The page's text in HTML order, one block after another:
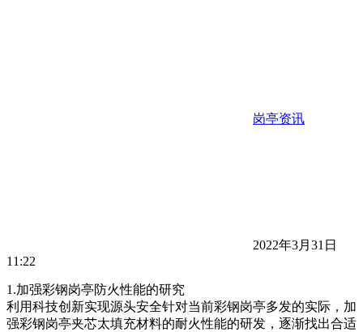
岗亭资讯
2022年3月31日
11:22
1.加强彩钢岗亭防火性能的研究
利用科技创新实现源头安全针对当前彩钢岗亭多发的实际，加
强彩钢岗亭夹芯太填充材料的耐火性能的研发，逐渐找出合适